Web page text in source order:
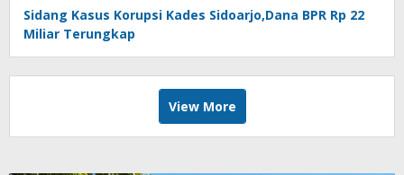
Sidang Kasus Korupsi Kades Sidoarjo,Dana BPR Rp 22
Miliar Terungkap
View More